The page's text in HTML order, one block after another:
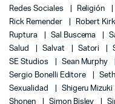
Redes Sociales
Religión
Rick Remender
Robert
Ruptura
Sal Buscema
Salud
Salvat Satori
SE Studios
Sean Murphy
Sergio Bonelli Editore
Seth
Sexualidad
Shigeru Mizuki
Shonen
Simon Bisley